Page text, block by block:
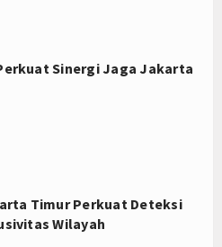
Sinergi Jaga Jakarta
Timur Perkuat Deteksi
Wilayah